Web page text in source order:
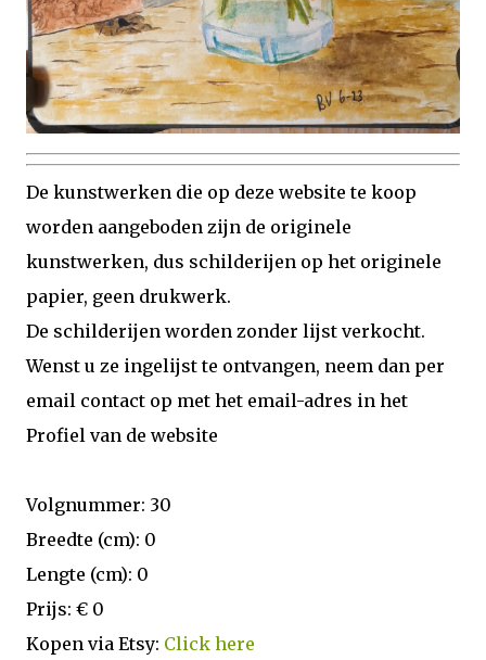
De kunstwerken die op deze website te koop
worden aangeboden zijn de originele
kunstwerken, dus schilderijen op het originele
papier, geen drukwerk.
De schilderijen worden zonder lijst verkocht.
Wenst u ze ingelijst te ontvangen, neem dan per
email contact op met het email-adres in het
Profiel van de website
Volgnummer: 30
Breedte (cm): 0
Lengte (cm): 0
Prijs: € 0
Kopen via Etsy: Click here